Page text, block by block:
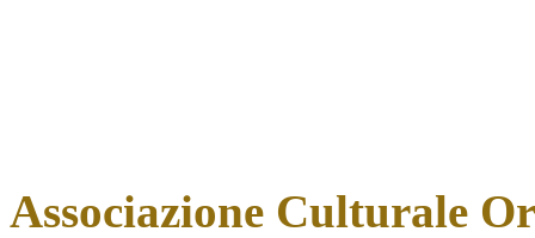
Associazione Culturale